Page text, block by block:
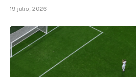
19 julio, 2026